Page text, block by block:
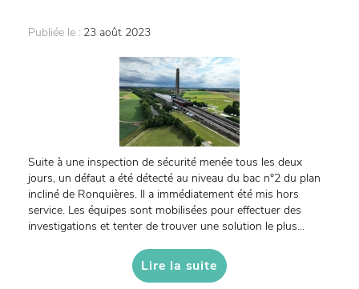
Publiée le : 23 août 2023
Suite à une inspection de sécurité menée tous les deux
jours, un défaut a été détecté au niveau du bac n°2 du plan
incliné de Ronquières. Il a immédiatement été mis hors
service. Les équipes sont mobilisées pour effectuer des
investigations et tenter de trouver une solution le plus...
Lire la suite